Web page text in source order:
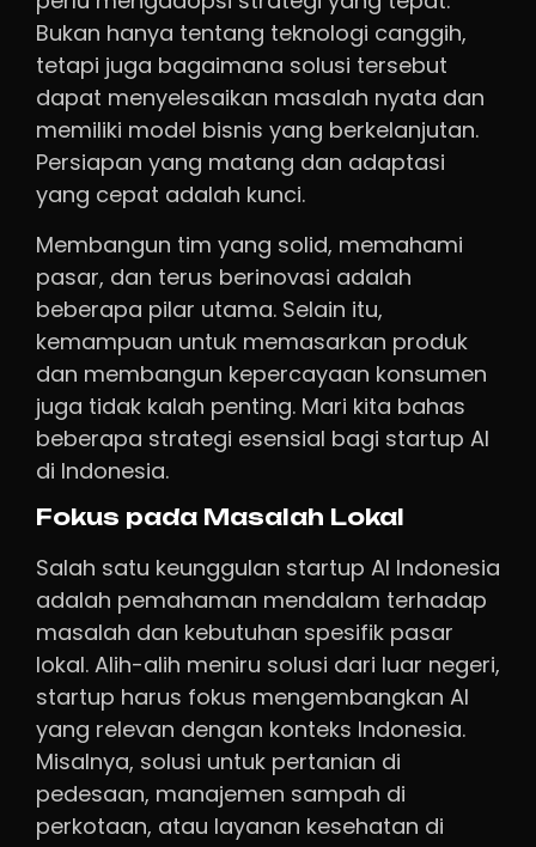
Bukan hanya tentang teknologi canggih,
tetapi juga bagaimana solusi tersebut
dapat menyelesaikan masalah nyata dan
memiliki model bisnis yang berkelanjutan.
Persiapan yang matang dan adaptasi
yang cepat adalah kunci.
Membangun tim yang solid, memahami
pasar, dan terus berinovasi adalah
beberapa pilar utama. Selain itu,
kemampuan untuk memasarkan produk
dan membangun kepercayaan konsumen
juga tidak kalah penting. Mari kita bahas
beberapa strategi esensial bagi startup AI
di Indonesia.
Fokus pada Masalah Lokal
Salah satu keunggulan startup AI Indonesia
adalah pemahaman mendalam terhadap
masalah dan kebutuhan spesifik pasar
lokal. Alih-alih meniru solusi dari luar negeri,
startup harus fokus mengembangkan AI
yang relevan dengan konteks Indonesia.
Misalnya, solusi untuk pertanian di
pedesaan, manajemen sampah di
perkotaan, atau layanan kesehatan di